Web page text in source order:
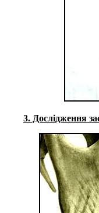
3. Дослідження